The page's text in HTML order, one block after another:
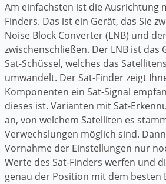
Am einfachsten ist die Ausrichtung
Finders. Das ist ein Gerät, das Sie
Noise Block Converter (LNB) und
zwischenschließen. Der LNB ist das
Sat-Schüssel, welches das
umwandelt. Der Sat-Finder zeigt
Komponenten ein Sat-Signal
dieses ist. Varianten mit Sat-
an, von welchem Satelliten es
Verwechslungen möglich sind.
Vornahme der Einstellungen nur
Werte des Sat-Finders werfen und
genau der Position mit dem besten